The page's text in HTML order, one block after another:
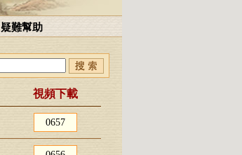
疑難幫助
視頻下載
0657